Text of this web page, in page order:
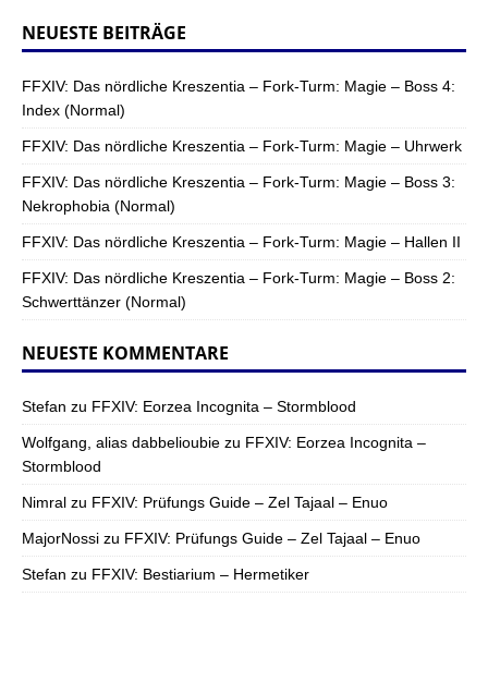
NEUESTE BEITRÄGE
FFXIV: Das nördliche Kreszentia – Fork-Turm: Magie – Boss 4:
Index (Normal)
FFXIV: Das nördliche Kreszentia – Fork-Turm: Magie – Uhrwerk
FFXIV: Das nördliche Kreszentia – Fork-Turm: Magie – Boss 3:
Nekrophobia (Normal)
FFXIV: Das nördliche Kreszentia – Fork-Turm: Magie – Hallen II
FFXIV: Das nördliche Kreszentia – Fork-Turm: Magie – Boss 2:
Schwerttänzer (Normal)
NEUESTE KOMMENTARE
Stefan zu FFXIV: Eorzea Incognita – Stormblood
Wolfgang, alias dabbelioubie zu FFXIV: Eorzea Incognita –
Stormblood
Nimral zu FFXIV: Prüfungs Guide – Zel Tajaal – Enuo
MajorNossi zu FFXIV: Prüfungs Guide – Zel Tajaal – Enuo
Stefan zu FFXIV: Bestiarium – Hermetiker